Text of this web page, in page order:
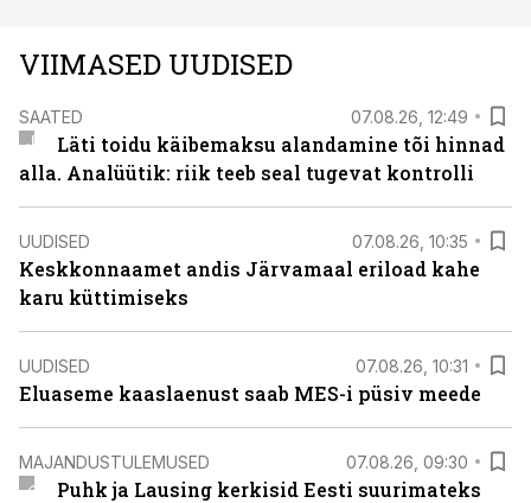
VIIMASED UUDISED
SAATED 07.08.26, 12:49
Läti toidu käibemaksu alandamine tõi hinnad
alla. Analüütik: riik teeb seal tugevat kontrolli
UUDISED 07.08.26, 10:35
Keskkonnaamet andis Järvamaal eriload kahe
karu küttimiseks
UUDISED 07.08.26, 10:31
Eluaseme kaaslaenust saab MES-i püsiv meede
MAJANDUSTULEMUSED 07.08.26, 09:30
Puhk ja Lausing kerkisid Eesti suurimateks